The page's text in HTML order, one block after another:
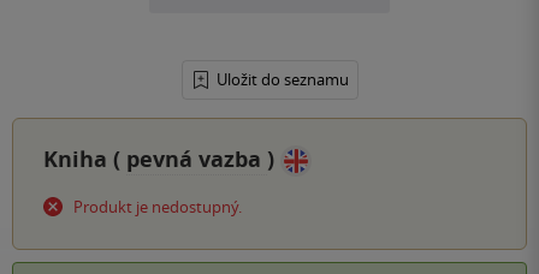
Uložit do seznamu
Kniha ( pevná vazba )
Produkt je nedostupný.